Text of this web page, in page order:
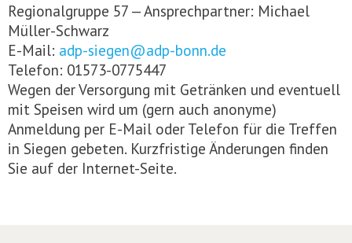
Regionalgruppe 57 — Ansprechpartner: Michael
Müller-Schwarz
E-Mail: adp-siegen@adp-bonn.de
Telefon: 01573-0775447
Wegen der Versorgung mit Getränken und eventuell
mit Speisen wird um (gern auch anonyme)
Anmeldung per E-Mail oder Telefon für die Treffen
in Siegen gebeten. Kurzfristige Änderungen finden
Sie auf der Internet-Seite.